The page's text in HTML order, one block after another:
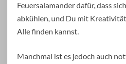
Feuersalamander dafür, dass
abkühlen, und Du mit
Alle finden kannst.
Manchmal ist es jedoch auch